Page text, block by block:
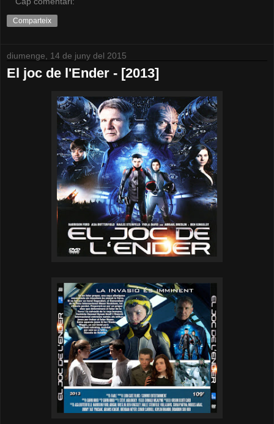
Comparteix
diumenge, 14 de juny del 2015
El joc de l'Ender - [2013]